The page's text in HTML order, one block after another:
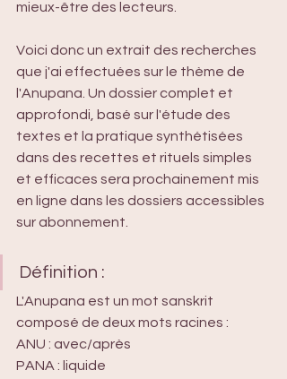
mieux-être des lecteurs.
Voici donc un extrait des recherches
que j'ai effectuées sur le thème de
l'Anupana. Un dossier complet et
approfondi, basé sur l'étude des
textes et la pratique synthétisées
dans des recettes et rituels simples
et efficaces sera prochainement mis
en ligne dans les dossiers accessibles
sur abonnement.
Définition :
L'Anupana est un mot sanskrit
composé de deux mots racines :
ANU : avec/après
PANA : liquide